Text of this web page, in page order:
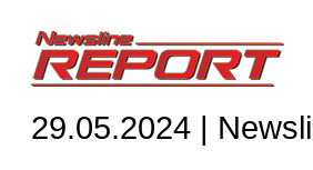
29.05.2024 |